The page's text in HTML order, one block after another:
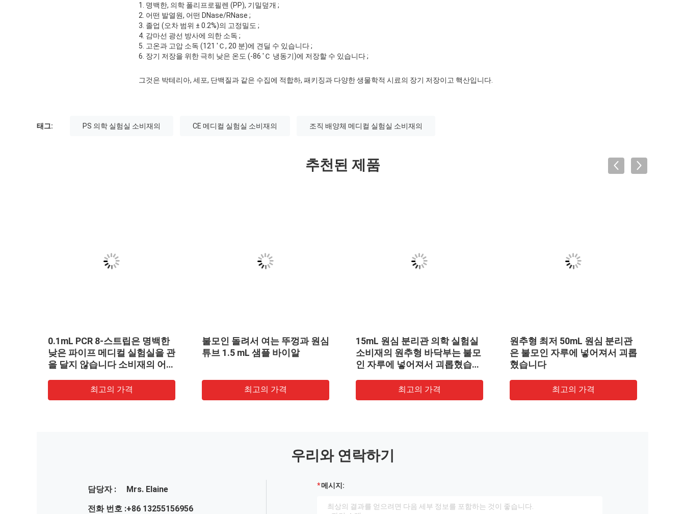
1. 명백한, 의학 폴리프로필렌 (PP), 기밀덮개 ;
2. 어떤 발열원, 어떤 DNase/RNase ;
3. 졸업 (오차 범위 ± 0.2%)의 고정밀도 ;
4. 감마선 광선 방사에 의한 소독 ;
5. 고온과 고압 소독 (121 'Ｃ, 20 분)에 견딜 수 있습니다 ;
6. 장기 저장을 위한 극히 낮은 온도 (-86 'Ｃ 냉동기)에 저장할 수 있습니다 ;
그것은 박테리아, 세포, 단백질과 같은 수집에 적합하, 패키징과 다양한 생물학적 시료의 장기 저장이고 핵산입니다.
태그: PS 의학 실험실 소비재의 CE 메디컬 실험실 소비재의 조직 배양체 메디컬 실험실 소비재의
추천된 제품
15mL 원심 분리관 의학 실험실
소비재의 원추형 바닥부는 불모
인 자루에 넣어져서 괴롭혔습니
원추형 최저 50mL 원심 분리관
은 불모인 자루에 넣어져서 괴롭
혔습니다
2 mL 샘플 바이알 메디컬 실험
실 소비재의 불모입니다
불모인 밀봉고리와 의학 폴리프
로필렌 1.8 mL 샘플 수집 물약병
0.2mL PCR 8-
의 명백한 높은
우리와 연락하기
담당자 :
Mrs. Elaine
전화 번호 :+86 13255156956
메시지: